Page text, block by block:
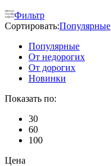
Фильтр
Сортировать:Популярные
Популярные
От недорогих
От дорогих
Новинки
Показать по:
30
60
100
Цена